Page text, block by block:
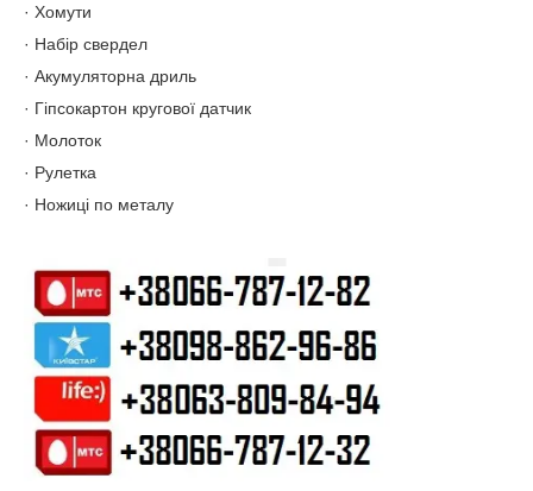
· Хомути
· Набір свердел
· Акумуляторна дриль
· Гіпсокартон кругової датчик
· Молоток
· Рулетка
· Ножиці по металу